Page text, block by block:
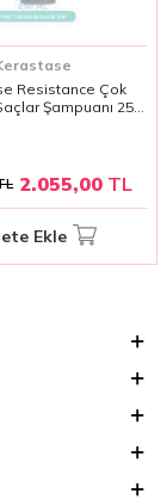
Resistance Çok
Şampuanı 250
2.055,00TL
Ekle